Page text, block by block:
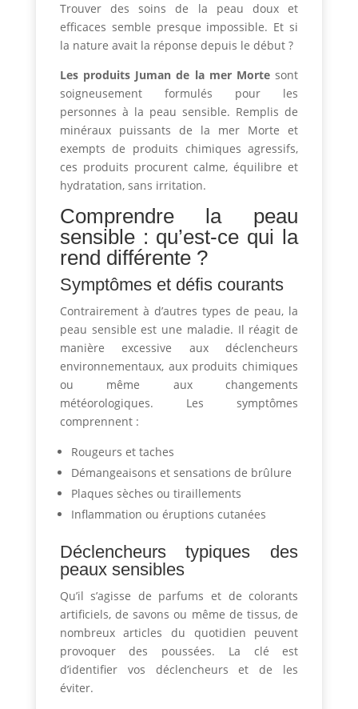
Trouver des soins de la peau doux et
efficaces semble presque impossible. Et si
la nature avait la réponse depuis le début ?
Les produits Juman de la mer Morte sont
soigneusement formulés pour les
personnes à la peau sensible. Remplis de
minéraux puissants de la mer Morte et
exempts de produits chimiques agressifs,
ces produits procurent calme, équilibre et
hydratation, sans irritation.
Comprendre la peau
sensible : qu’est-ce qui la
rend différente ?
Symptômes et défis courants
Contrairement à d’autres types de peau, la
peau sensible est une maladie. Il réagit de
manière excessive aux déclencheurs
environnementaux, aux produits chimiques
ou même aux changements
météorologiques. Les symptômes
comprennent :
Rougeurs et taches
Démangeaisons et sensations de brûlure
Plaques sèches ou tiraillements
Inflammation ou éruptions cutanées
Déclencheurs typiques des
peaux sensibles
Qu’il s’agisse de parfums et de colorants
artificiels, de savons ou même de tissus, de
nombreux articles du quotidien peuvent
provoquer des poussées. La clé est
d’identifier vos déclencheurs et de les
éviter.